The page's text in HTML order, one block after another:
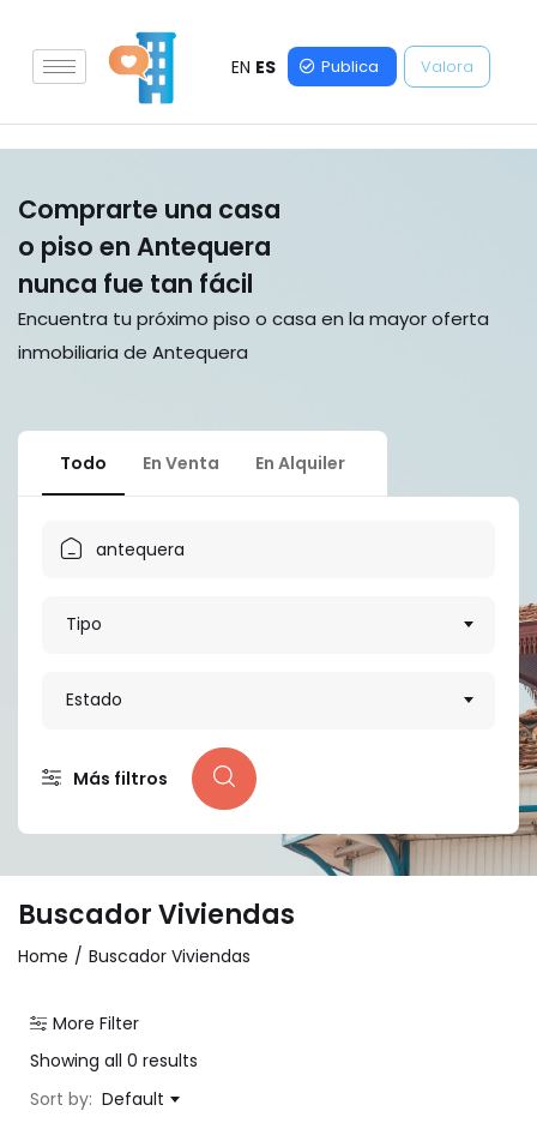
EN ES Publica Valora
Comprarte una casa
o piso en Antequera
nunca fue tan fácil
Encuentra tu próximo piso o casa en la mayor oferta
inmobiliaria de Antequera
Todo En Venta En Alquiler
Tipo
Estado
Más filtros
Buscador Viviendas
Home Buscador Viviendas
More Filter
Showing all 0 results
Sort by: Default